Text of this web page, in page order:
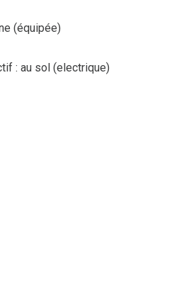
(équipée)
: au sol (electrique)